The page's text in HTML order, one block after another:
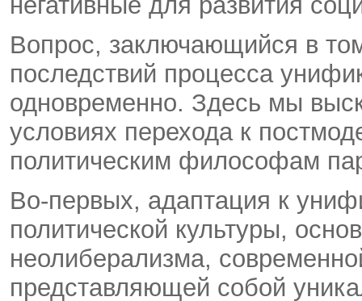
Вопрос, заключающийся в
последствий процесса
одновременно. Здесь мы
условиях перехода к
политическим философам
Во-первых, адаптация к
политической культуры,
неолиберализма,
представляющей собой